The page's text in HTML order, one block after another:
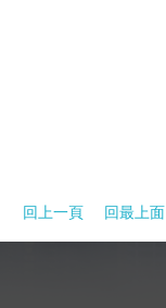
回上一頁 回最上面